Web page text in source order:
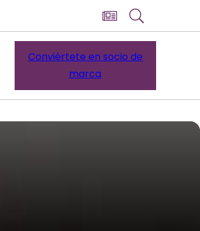
Conviértete en socio de
marca